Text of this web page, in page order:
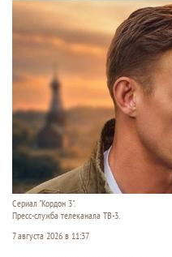
Сериал "Кордон 3".
Пресс-служба телеканала ТВ-3.
7 августа 2026 в 11:37